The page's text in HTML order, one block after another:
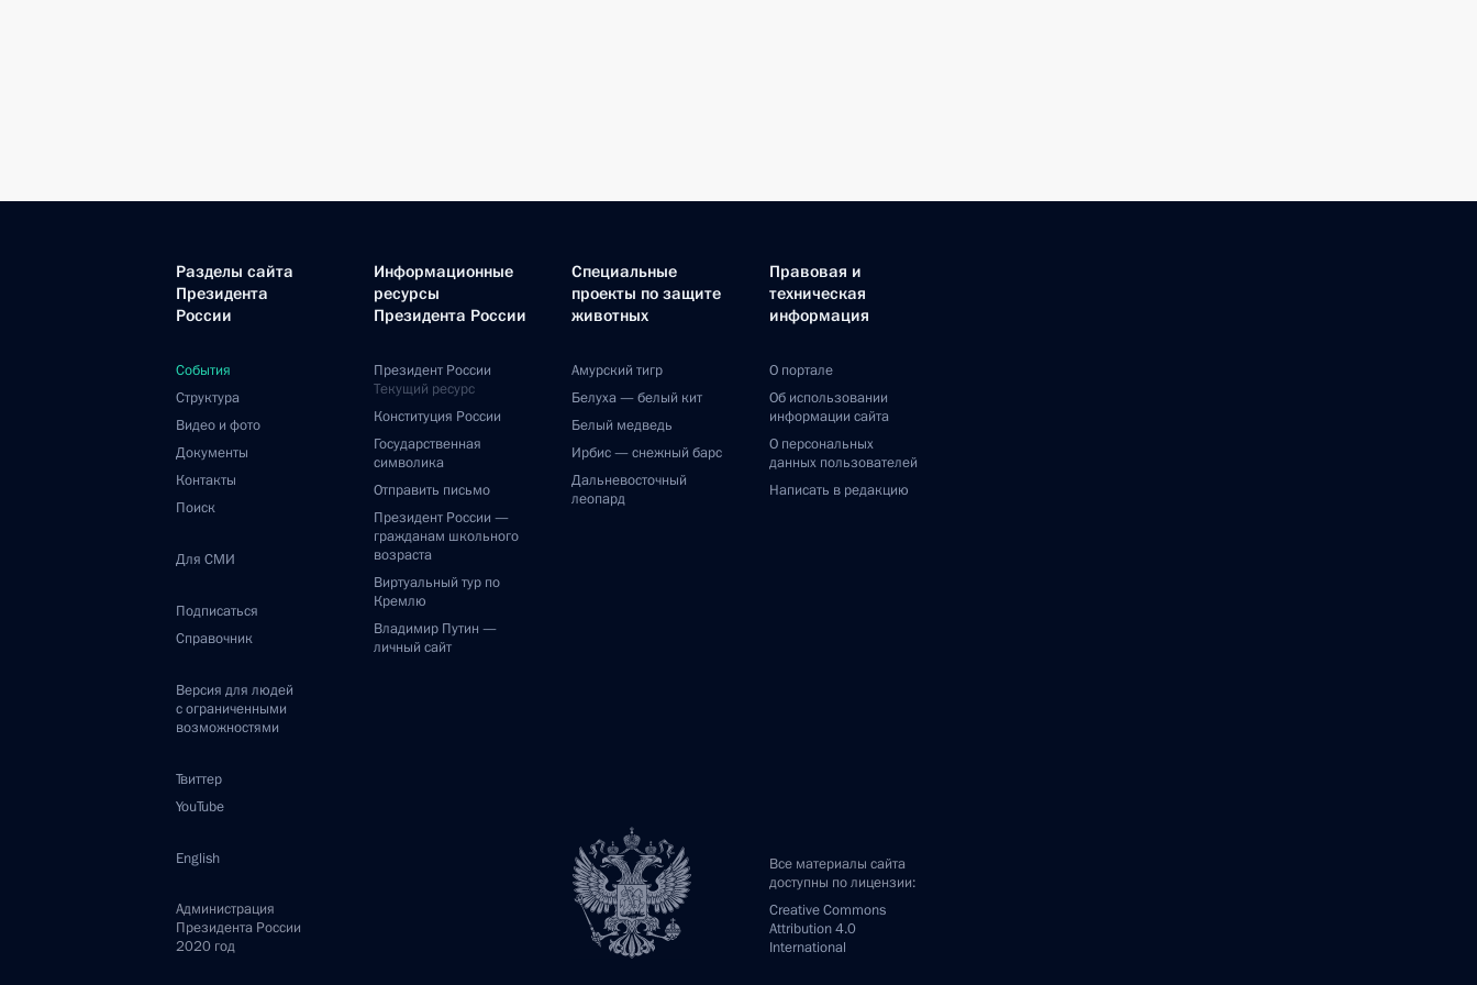
Разделы сайта
Президента
России
События
Структура
Видео и фото
Документы
Контакты
Поиск
Для СМИ
Подписаться
Справочник
Версия для людей
с ограниченными
возможностями
Твиттер
YouTube
English
Информационные
ресурсы
Президента России
Президент России
Текущий ресурс
Конституция России
Государственная
символика
Отправить письмо
Президент России —
гражданам школьного
возраста
Виртуальный тур по
Кремлю
Владимир Путин —
личный сайт
Специальные
проекты по защите
животных
Амурский тигр
Белуха — белый кит
Белый медведь
Ирбис — снежный барс
Дальневосточный
леопард
Правовая и
техническая
информация
О портале
Об использовании
информации сайта
О персональных
данных пользователей
Написать в редакцию
Все материалы сайта
доступны по лицензии:
Creative Commons
Attribution 4.0
International
Администрация
Президента России
2020 год